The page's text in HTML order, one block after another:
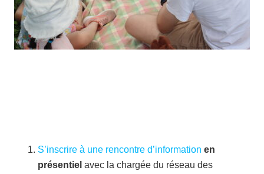
S’inscrire à une rencontre d’information en
présentiel avec la chargée du réseau des